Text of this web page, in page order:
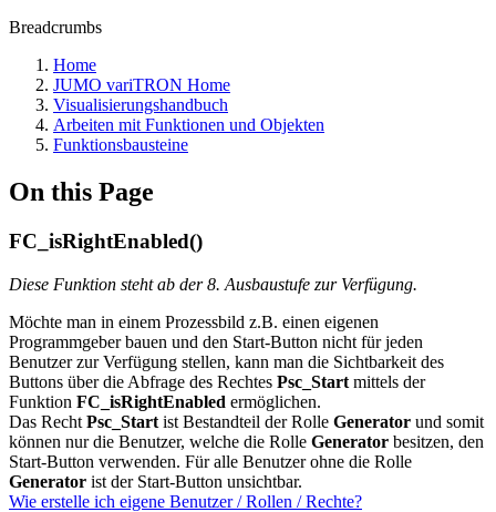
Breadcrumbs
Home
JUMO variTRON Home
Visualisierungshandbuch
Arbeiten mit Funktionen und Objekten
Funktionsbausteine
On this Page
FC_isRightEnabled()
Diese Funktion steht ab der 8. Ausbaustufe zur Verfügung.
Möchte man in einem Prozessbild z.B. einen eigenen
Programmgeber bauen und den Start-Button nicht für jeden
Benutzer zur Verfügung stellen, kann man die Sichtbarkeit des
Buttons über die Abfrage des Rechtes Psc_Start mittels der
Funktion FC_isRightEnabled ermöglichen.
Das Recht Psc_Start ist Bestandteil der Rolle Generator und somit
können nur die Benutzer, welche die Rolle Generator besitzen, den
Start-Button verwenden. Für alle Benutzer ohne die Rolle
Generator ist der Start-Button unsichtbar.
Wie erstelle ich eigene Benutzer / Rollen / Rechte?